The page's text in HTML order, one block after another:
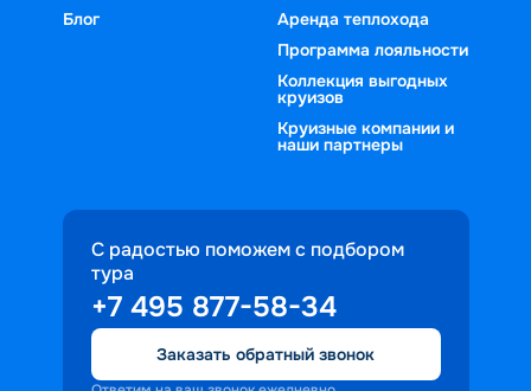
Блог
Аренда теплохода
Программа лояльности
Коллекция выгодных
круизов
Круизные компании и
наши партнеры
С радостью поможем с подбором
тура
+7 495 877-58-34
Заказать обратный звонок